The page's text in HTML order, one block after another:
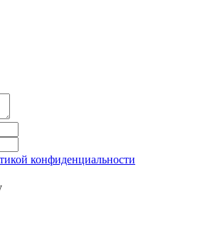
конфиденциальности